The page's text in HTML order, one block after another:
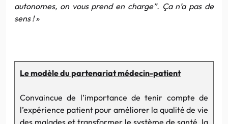
autonomes, on vous prend en charge”. Ça n’a pas de
sens ! »
Le modèle du partenariat médecin-patient
Convaincue de l’importance de tenir compte de
l’expérience patient pour améliorer la qualité de vie
des malades et transformer le système de santé, la